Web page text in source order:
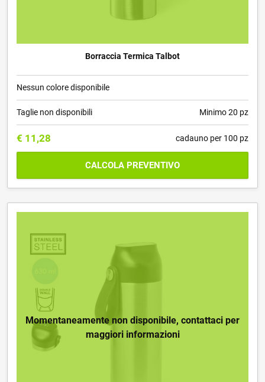
Borraccia Termica Talbot
Nessun colore disponibile
Taglie non disponibili Minimo 20 pz
€ 11,28 cadauno per 100 pz
CALCOLA PREVENTIVO
Momentaneamente non disponibile, contattaci per
maggiori informazioni